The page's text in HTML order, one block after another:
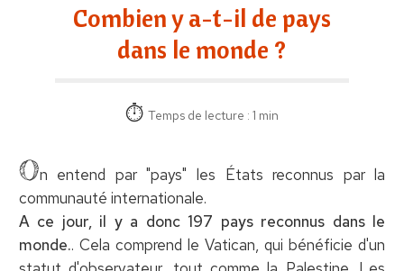
Combien y a-t-il de pays
dans le monde ?
Temps de lecture : 1 min
On entend par "pays" les États reconnus par la
communauté internationale.
A ce jour, il y a donc 197 pays reconnus dans le
monde.. Cela comprend le Vatican, qui bénéficie d'un